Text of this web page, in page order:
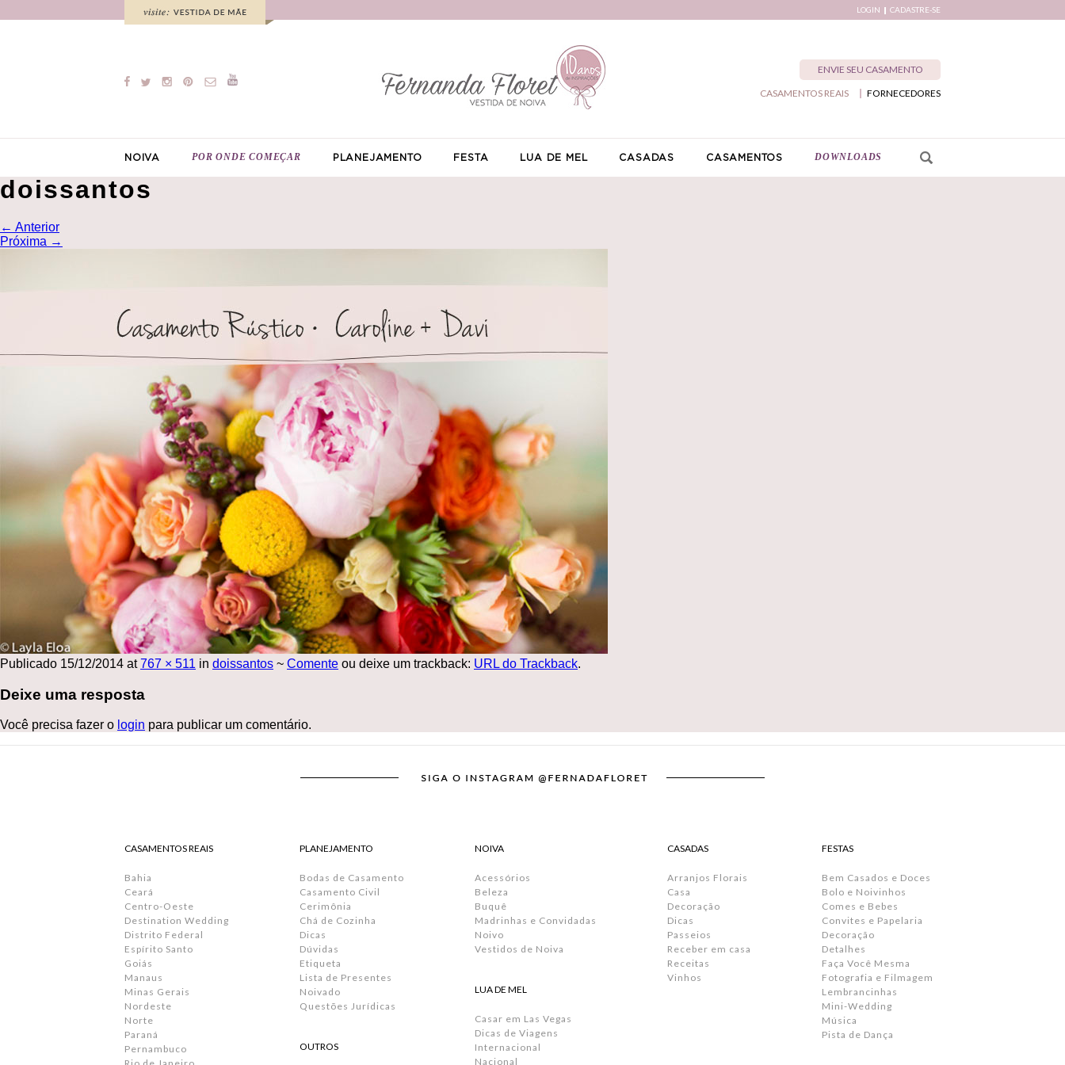
LOGIN CADASTRE-SE
ENVIE SEU CASAMENTO
FORNECEDORES
CASAMENTOS REAIS
NOIVA POR ONDE COMEÇAR PLANEJAMENTO FESTA LUA DE MEL CASADAS CASAMENTOS DOWNLOADS
doissantos
← Anterior
Próxima →
Publicado 15/12/2014 at767 × 511 in doissantos ~ Comente ou deixe um trackback: URL do Trackback.
Deixe uma resposta
Você precisa fazer o login para publicar um comentário.
CASAMENTOS REAIS
Bahia
Ceará
Centro-Oeste
Destination Wedding
Distrito Federal
Espírito Santo
Goiás
Manaus
Minas Gerais
Nordeste
Norte
Paraná
Pernambuco
PLANEJAMENTO
Bodas de Casamento
Casamento Civil
Cerimônia
Chá de Cozinha
Dicas
Dúvidas
Etiqueta
Lista de Presentes
Noivado
Questões Jurídicas
OUTROS
NOIVA
Acessórios
Beleza
Buquê
Madrinhas e Convidadas
Noivo
Vestidos de Noiva
LUA DE MEL
Casar em Las Vegas
Dicas de Viagens
Internacional
Nacional
CASADAS
Arranjos Florais
Casa
Decoração
Dicas
Passeios
Receber em casa
Receitas
Vinhos
FESTAS
Bem Casados e Doces
Bolo e Noivinhos
Comes e Bebes
Convites e Papelaria
Decoração
Detalhes
Faça Você Mesma
Fotografia e Filmagem
Lembrancinhas
Mini-Wedding
Música
Pista de Dança